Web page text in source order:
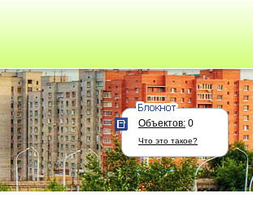
Объектов: 0
Что это такое?